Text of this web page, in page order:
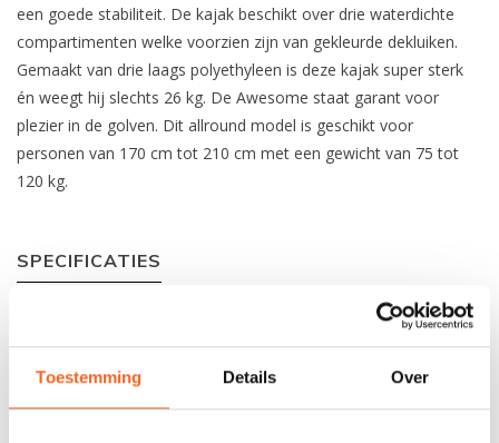
Toestemming Details Over
een goede stabiliteit. De kajak beschikt over drie waterdichte
compartimenten welke voorzien zijn van gekleurde dekluiken.
Gemaakt van drie laags polyethyleen is deze kajak super sterk
én weegt hij slechts 26 kg. De Awesome staat garant voor
plezier in de golven. Dit allround model is geschikt voor
personen van 170 cm tot 210 cm met een gewicht van 75 tot
120 kg.
SPECIFICATIES
Polyethyleen Sandwich
Lengte: 475 cm
Breedte: 56 cm